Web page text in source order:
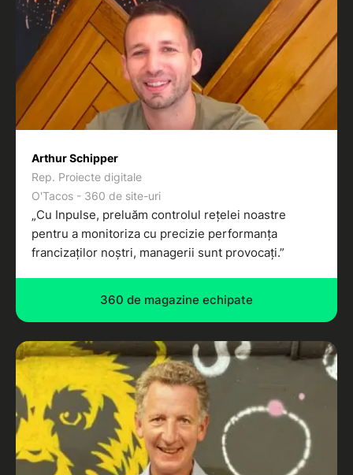
Arthur Schipper
Rep. Proiecte digitale
O'Tacos - 360 de site-uri
„Cu Inpulse, preluăm controlul rețelei noastre
pentru a monitoriza cu precizie performanța
francizaților noștri, managerii sunt provocați.”
360 de magazine echipate